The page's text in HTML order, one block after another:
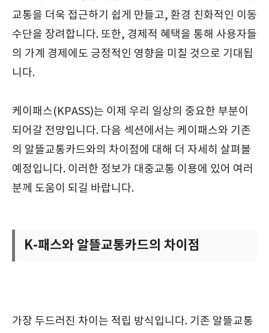
교통을 더욱 접근하기 쉽게 만들고, 환경 친화적인 이동
수단을 장려합니다. 또한, 경제적 혜택을 통해 사용자들
의 가계 경제에도 긍정적인 영향을 미칠 것으로 기대됩
니다.
케이패스(KPASS)는 이제 우리 일상의 중요한 부분이
되어갈 전망입니다. 다음 섹션에서는 케이패스와 기존
의 알뜰교통카드와의 차이점에 대해 더 자세히 살펴볼
예정입니다. 이러한 정보가 대중교통 이용에 있어 여러
분께 도움이 되길 바랍니다.
K-패스와 알뜰교통카드의 차이점
가장 두드러진 차이는 적립 방식입니다. 기존 알뜰교통